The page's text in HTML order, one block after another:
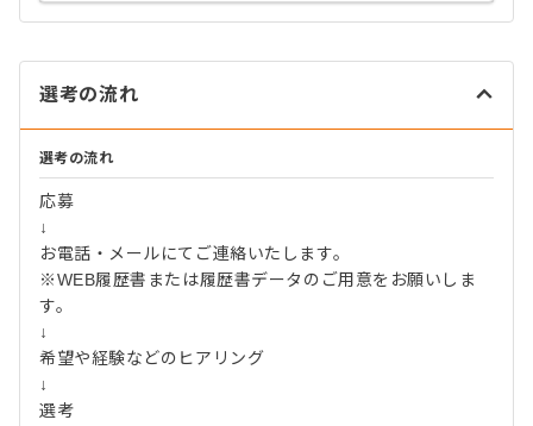
選考の流れ
選考の流れ
応募
↓
お電話・メールにてご連絡いたします。
※WEB履歴書または履歴書データのご用意をお願いしま
す。
↓
希望や経験などのヒアリング
↓
選考